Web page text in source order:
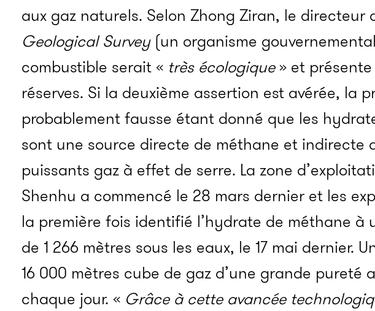
aux gaz naturels. Selon Zhong Ziran, le directeur
Geological Survey(un organisme
combustible serait « très écologique» et présente
réserves. Si la deuxième assertion est avérée, la
probablement fausse étant donné que les
sont une source directe de méthane et indirecte
puissants gaz à effet de serre. La zone
Shenhu a commencé le 28 mars dernier et les
la première fois identifié l’hydrate de méthane à
de 1 266 mètres sous les eaux, le 17 mai dernier.
16 000 mètres cube de gaz d’une grande pureté
chaque jour. « Grâce à cette avancée